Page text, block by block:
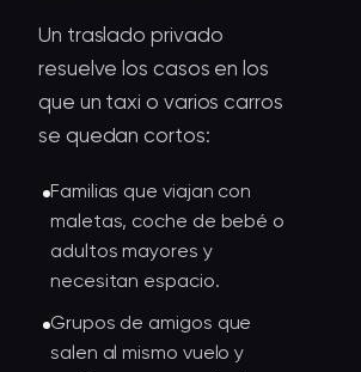
Un traslado privado
resuelve los casos en los
que un taxi o varios carros
se quedan cortos:
Familias que viajan con
maletas, coche de bebé o
adultos mayores y
necesitan espacio.
Grupos de amigos que
salen al mismo vuelo y